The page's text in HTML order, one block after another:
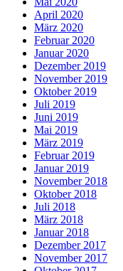
April 2020
März 2020
Februar 2020
Januar 2020
Dezember 2019
November 2019
Oktober 2019
Juli 2019
Juni 2019
Mai 2019
März 2019
Februar 2019
Januar 2019
November 2018
Oktober 2018
Juli 2018
März 2018
Januar 2018
Dezember 2017
November 2017